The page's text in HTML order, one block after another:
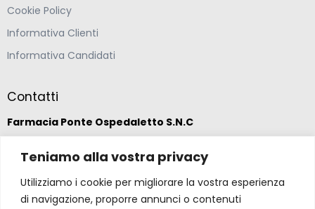
Teniamo alla vostra privacy
Utilizziamo i cookie per migliorare la vostra esperienza
di navigazione, proporre annunci o contenuti
Cookie Policy
Informativa Clienti
Informativa Candidati
Contatti
Farmacia Ponte Ospedaletto S.N.C
Via della Solidarietà 2,
47020 Longiano, Forlì-Cesena